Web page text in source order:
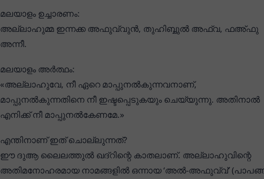
മലയാളം ഉച്ചാരണം:
അല്ലാഹുമ്മ ഇന്നക്ക അഫുവ്വുൻ, തുഹിബ്ബുൽ അഫ്‍വ, ഫഅ്‍ഫു
അന്നീ.
മലയാളം അർത്ഥം:
«അല്ലാഹുവേ, നീ ഏറെ മാപ്പുനൽകുന്നവനാണ്,
മാപ്പുനൽകുന്നതിനെ നീ ഇഷ്ടപ്പെടുകയും ചെയ്യുന്നു. അതിനാൽ
എനിക്ക് നീ മാപ്പുനൽകേണമേ.»
എന്തിനാണ് ഇത് ചൊല്ലുന്നത്?
ഈ ദുആ ലൈലത്തുൽ ഖദ്റിന്റെ കാതലാണ്. അല്ലാഹുവിന്റെ
അതിമനോഹരമായ നാമങ്ങളിൽ ഒന്നായ ‘അൽ-അഫുവ്വ്’